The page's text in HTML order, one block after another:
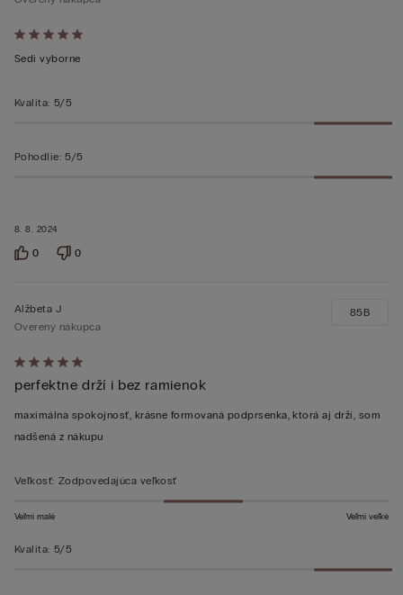
Hodnotenie:
5
8. 8. 2024
Sedi vyborne
Kvalita: 5/5
Pohodlie: 5/5
0 0
Hodnotenie:
5
z 5
Alžbeta J
Overený nákupca
perfektne drží i bez ramienok
maximálna spokojnosť, krásne formovaná podprsenka, ktorá aj drží, som
nadšená z nákupu
85B
Veľkosť: Zodpovedajúca veľkosť
Veľmi malé Veľmi veľké
Kvalita: 5/5